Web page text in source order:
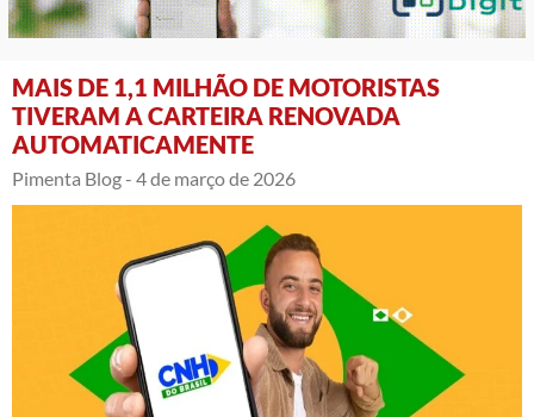
MAIS DE 1,1 MILHÃO DE MOTORISTAS
TIVERAM A CARTEIRA RENOVADA
AUTOMATICAMENTE
Pimenta Blog - 4 de março de 2026